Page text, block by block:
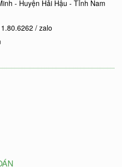
- Huyện Hải Hậu - Tỉnh Nam
/ zalo